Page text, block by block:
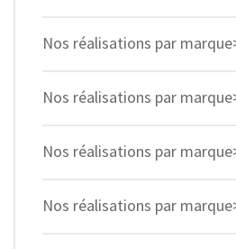
Nos réalisations par
Nos réalisations par
Nos réalisations par
Nos réalisations par